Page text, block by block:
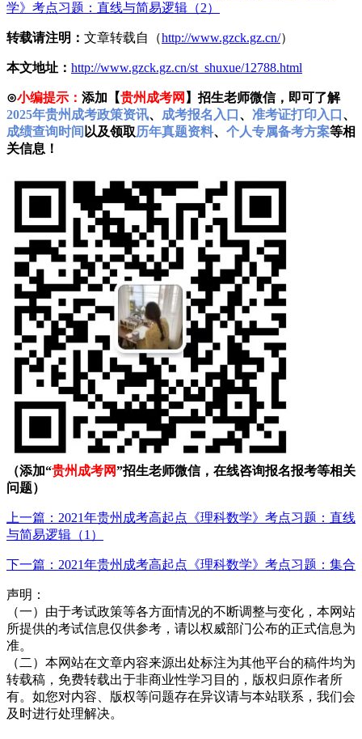
学》考点习题：直线与简易逻辑（2）
转载请注明： 文章转载自（http://www.gzck.gz.cn/）
本文地址： http://www.gzck.gz.cn/st_shuxue/12788.html
⊙小编提示： 添加【贵州成考网 】招生老师微信，即可了解
2025年贵州成考政策资讯、 成考报名入口 、 准考证打印入口 、
成绩查询时间 以及领取历年真题资料、 个人专属备考方案等相
关信息！
（添加“贵州成考网”招生老师微信，在线咨询报名报考等相关
问题）
上一篇：2021年贵州成考高起点《理科数学》考点习题：直线
与简易逻辑（1）
下一篇：2021年贵州成考高起点《理科数学》考点习题：集合
声明：
（一）由于考试政策等各方面情况的不断调整与变化，本网站
所提供的考试信息仅供参考，请以权威部门公布的正式信息为
准。
（二）本网站在文章内容来源出处标注为其他平台的稿件均为
转载稿，免费转载出于非商业性学习目的，版权归原作者所
有。如您对内容、版权等问题存在异议请与本站联系，我们会
及时进行处理解决。